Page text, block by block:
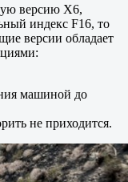
версию X6,
индекс F16, то
версии обладает
машиной до
не приходится.